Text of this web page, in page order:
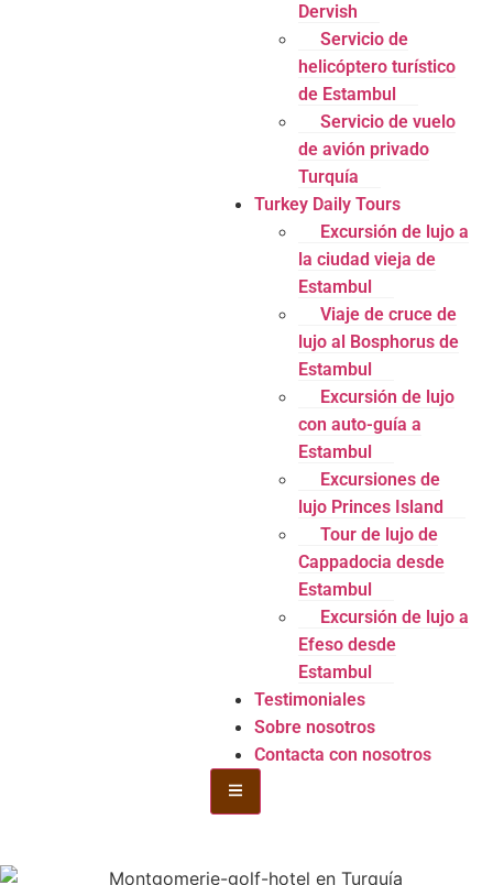
Dervish
Servicio de
helicóptero turístico
de Estambul
Servicio de vuelo
de avión privado
Turquía
Turkey Daily Tours
Excursión de lujo a
la ciudad vieja de
Estambul
Viaje de cruce de
lujo al Bosphorus de
Estambul
Excursión de lujo
con auto-guía a
Estambul
Excursiones de
lujo Princes Island
Tour de lujo de
Cappadocia desde
Estambul
Excursión de lujo a
Efeso desde
Estambul
Testimoniales
Sobre nosotros
Contacta con nosotros
Hamburgo Toggle Menu